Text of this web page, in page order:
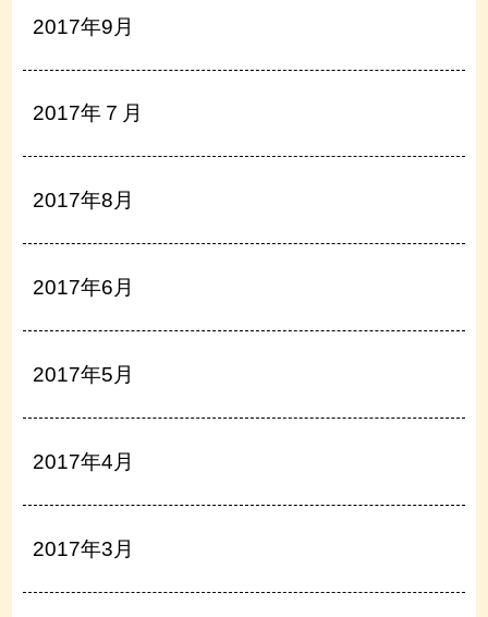
2017年9月
2017年７月
2017年8月
2017年6月
2017年5月
2017年4月
2017年3月